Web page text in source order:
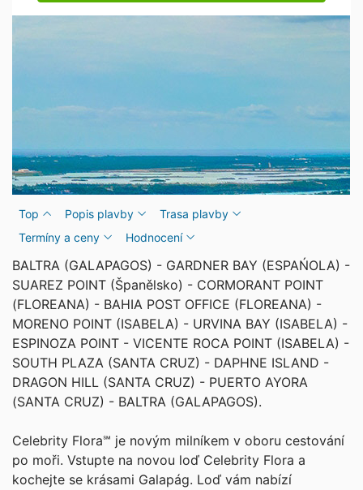
Top Popis plavby
Trasa plavby
Termíny a ceny
Hodnocení
BALTRA (GALAPAGOS) - GARDNER BAY (ESPAŃOLA) -
SUAREZ POINT (Španělsko) - CORMORANT POINT
(FLOREANA) - BAHIA POST OFFICE (FLOREANA) -
MORENO POINT (ISABELA) - URVINA BAY (ISABELA) -
ESPINOZA POINT - VICENTE ROCA POINT (ISABELA) -
SOUTH PLAZA (SANTA CRUZ) - DAPHNE ISLAND -
DRAGON HILL (SANTA CRUZ) - PUERTO AYORA
(SANTA CRUZ) - BALTRA (GALAPAGOS).
Celebrity Flora℠ je novým milníkem v oboru cestování
po moři. Vstupte na novou loď Celebrity Flora a
kochejte se krásami Galapág. Loď vám nabízí